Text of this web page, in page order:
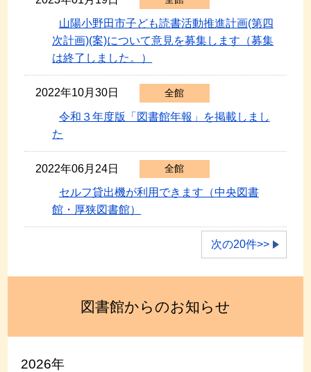
山陽小野田市子ども読書活動推進計画(第四
次計画)(案)について意見を募集します（募集
は終了しました。）
2022年10月30日 全館
令和３年度版「図書館年報」を掲載しまし
た
2022年06月24日 全館
セルフ貸出機が利用できます（中央図書
館・厚狭図書館）
次の20件>>
図書館からのお知らせ
2026年